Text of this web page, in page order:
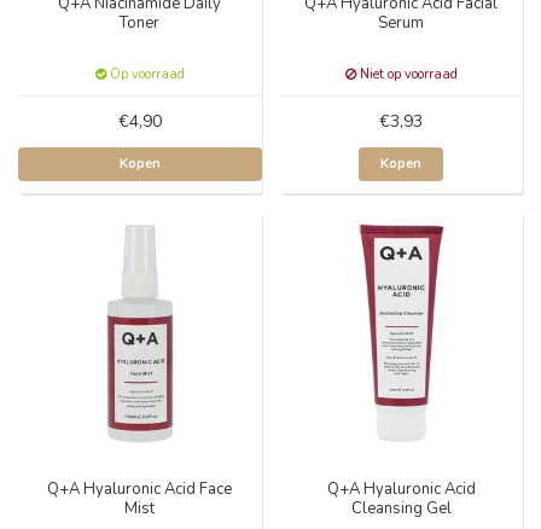
Toner
Op voorraad
€4,90
Kopen
Serum
Niet op voorraad
€3,93
Kopen
Q+A Hyaluronic Acid Face
Mist
Q+A Hyaluronic Acid
Cleansing Gel